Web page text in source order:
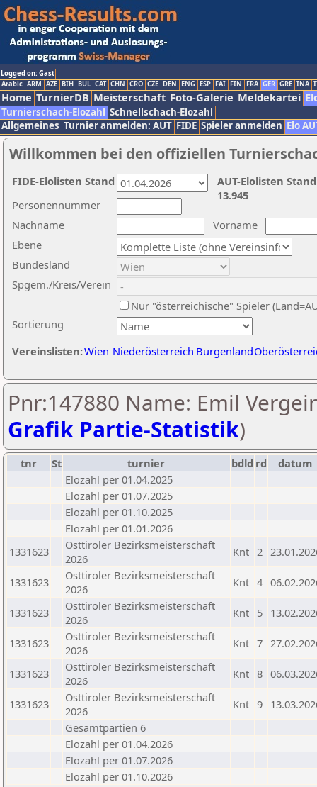
Logged on: Gast
Arabic ARM AZE BIH BUL CAT CHN CRO CZE DEN ENG ESP FAI FIN FRA GER GRE INA
Home TurnierDB Meisterschaft Foto-Galerie Meldekartei
Turnierschach-Elozahl Schnellschach-Elozahl
Allgemeines Turnier anmelden: AUT FIDE Spieler anmelden Elo
Willkommen bei den offiziellen
Nachname
Vorname
Ebene
Sortierung
Personennummer
Bundesland
Spgem./Kreis/Verein
Nur "österreichische" Spieler
Vereinslisten:Wien Niederösterreich Burgenland
AUT-Elolisten
13.945
FIDE-Elolisten Stand
Pnr:147880 Name: Emil
Grafik Partie-Statistik)
tnr St turnier bdld rd
datum
Elozahl per 01.04.2025
Elozahl per 01.07.2025
Elozahl per 01.10.2025
Elozahl per 01.01.2026
1331623
Osttiroler Bezirksmeisterschaft
2026
Knt 2
1331623
Osttiroler Bezirksmeisterschaft
2026
Knt 4
1331623
Osttiroler Bezirksmeisterschaft
2026
Knt 5
1331623
Osttiroler Bezirksmeisterschaft
2026
Knt 7
1331623
Osttiroler Bezirksmeisterschaft
2026
Knt 8
1331623
Osttiroler Bezirksmeisterschaft
2026
Knt 9
Gesamtpartien 6
Elozahl per 01.04.2026
Elozahl per 01.07.2026
Elozahl per 01.10.2026